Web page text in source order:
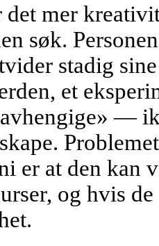
mer
søk.
stadig
et
—
er at den kan
og hvis